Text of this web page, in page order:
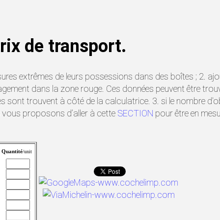
de transport.
extrêmes de leurs possessions dans des boîtes ; 2.
dans la zone rouge. Ces données peuvent être
sont trouvent à côté de la calculatrice. 3. si le nombre
proposons d’aller à cette SECTION pour être en
Quantité/unit